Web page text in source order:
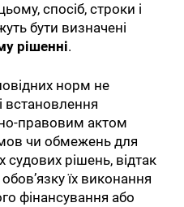
спосіб, строки і
бути визначені
рішенні.
норм не
встановлення
правовим актом
чи обмежень для
судових рішень, відтак
їх виконання
фінансування або